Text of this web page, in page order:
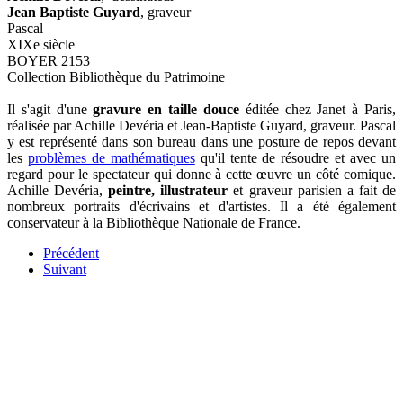
Jean Baptiste Guyard, graveur
Pascal
XIXe siècle
BOYER 2153
Collection Bibliothèque du Patrimoine
Il s'agit d'unegravure en taille douceéditée chez Janet à Paris,
réalisée par Achille Devéria et Jean-Baptiste Guyard, graveur. Pascal
y est représenté dans son bureau dans une posture de repos devant
les problèmes de mathématiquesqu'il tente de résoudre et avec un
regard pour le spectateur qui donne à cette œuvre un côté comique.
Achille Devéria, peintre, illustrateuret graveur parisien a fait de
nombreux portraits d'écrivains et d'artistes. Il a été également
conservateur à la Bibliothèque Nationale de France.
Précédent
Suivant